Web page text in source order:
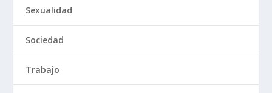
Sexualidad
Sociedad
Trabajo